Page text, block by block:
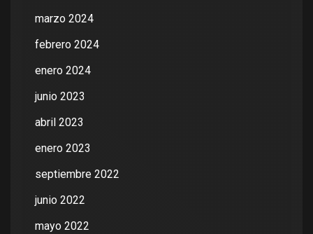
marzo 2024
febrero 2024
enero 2024
junio 2023
abril 2023
enero 2023
septiembre 2022
junio 2022
mayo 2022